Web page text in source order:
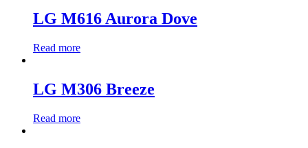
LG M616 Aurora Dove
Read more
LG M306 Breeze
Read more